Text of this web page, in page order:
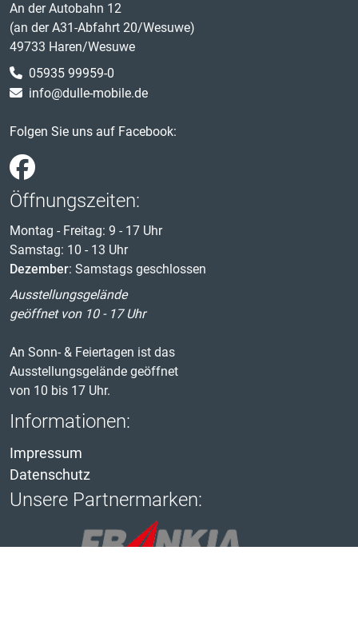
An der Autobahn 12
(an der A31-Abfahrt 20/Wesuwe)
49733 Haren/Wesuwe
05935 99959-0
info@dulle-mobile.de
Folgen Sie uns auf Facebook:
Öffnungszeiten:
Montag - Freitag: 9 - 17 Uhr
Samstag: 10 - 13 Uhr
Dezember: Samstags geschlossen
Ausstellungsgelände
geöffnet von 10 - 17 Uhr
An Sonn- & Feiertagen ist das
Ausstellungsgelände geöffnet
von 10 bis 17 Uhr.
Informationen:
Impressum
Datenschutz
Unsere Partnermarken: